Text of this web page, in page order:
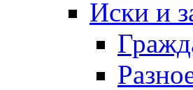
Иски и